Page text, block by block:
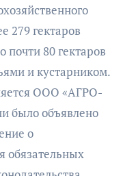
279 гектаров
почти 80 гектаров
и кустарником.
ООО «АГРО-
было объявлено
о
обязательных